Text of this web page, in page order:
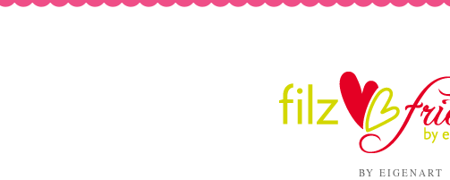
BY EIGENART